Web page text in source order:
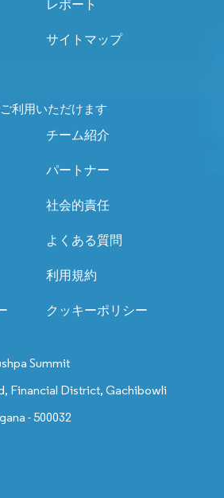
レポート
サイトマップ
利用いただけます
チーム紹介
パートナー
社会的責任
よくある質問
利用規約
クッキーポリシー
Summit
Financial District, Gachibowli
- 500032